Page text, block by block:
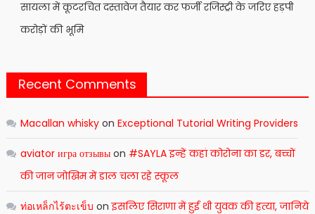
सायला में कूटरचित दस्तावेज तैयार कर फर्जी रजिस्ट्री के जरिए हड़पी
करोड़ों की भूमि
Recent Comments
Macallan whiskyon Exceptional Tutorial Writing Providers
aviator игра отзывыon #SAYLA इन्हें कहां कोरोना का डर, बच्चों
की जान जोखिम में डाल चला रहे स्कूल
ท่อเหล็กไร้ตะเข็บ onइसलिए सिराणा में हुई थी युवक की हत्या, जानिये